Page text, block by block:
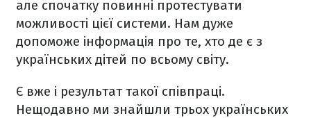
але спочатку повинні протестувати
можливості цієї системи. Нам дуже
допоможе інформація про те, хто де є з
українських дітей по всьому світу.
Є вже і результат такої співпраці.
Нещодавно ми знайшли трьох українських